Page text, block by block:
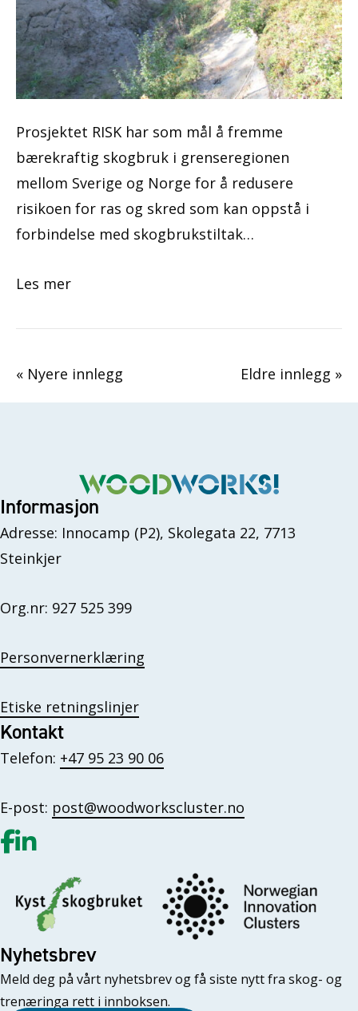
Prosjektet RISK har som mål å fremme
bærekraftig skogbruk i grenseregionen
mellom Sverige og Norge for å redusere
risikoen for ras og skred som kan oppstå i
forbindelse med skogbrukstiltak…
Les mer
« Nyere innlegg Eldre innlegg »
Informasjon
Adresse: Innocamp (P2), Skolegata 22, 7713
Steinkjer
Org.nr: 927 525 399
Personvernerklæring
Etiske retningslinjer
Kontakt
Telefon: +47 95 23 90 06
E-post: post@woodworkscluster.no
Gå til vår Facebook
Gå til vår LinkedIn
Nyhetsbrev
Meld deg på vårt nyhetsbrev og få siste nytt fra skog- og
trenæringa rett i innboksen.